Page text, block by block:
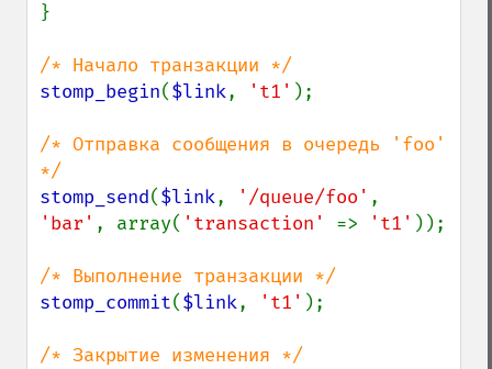
}
stomp_begin($link, 't1' );
/* Отправка сообщения в очередь 'foo'
stomp_send($link, '/queue/foo'
'bar' , array( 'transaction' => 't1' ));
stomp_commit($link, 't1' );